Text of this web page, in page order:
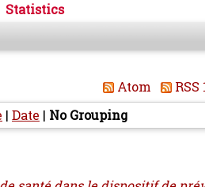
Statistics
Atom RSS
| Date | No Grouping